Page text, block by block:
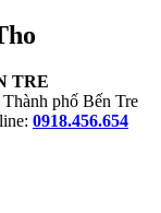
TRE
phố Bến Tre
0918.456.654